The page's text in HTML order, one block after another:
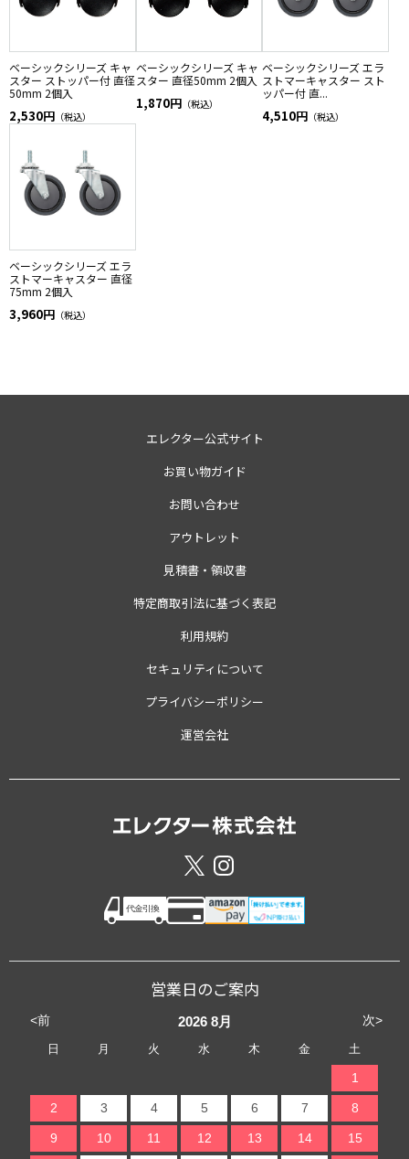
ベーシックシリーズ キャ
スター ストッパー付 直径
50mm 2個入
2,530円 （税込）
ベーシックシリーズ キャ
スター 直径50mm 2個入
1,870円（税込）
ベーシックシリーズ エラ
ストマーキャスター スト
ッパー付 直...
4,510円 （税込）
ベーシックシリーズ エラ
ストマーキャスター 直径
75mm 2個入
3,960円 （税込）
エレクター公式サイト
お買い物ガイド
お問い合わせ
アウトレット
見積書・領収書
特定商取引法に基づく表記
利用規約
セキュリティについて
プライバシーポリシー
運営会社
営業日のご案内
<前 次>
2026 8月
日 月 火 水 木 金 土
1
2 3 4 5 6 7 8
9 10 11 12 13 14 15